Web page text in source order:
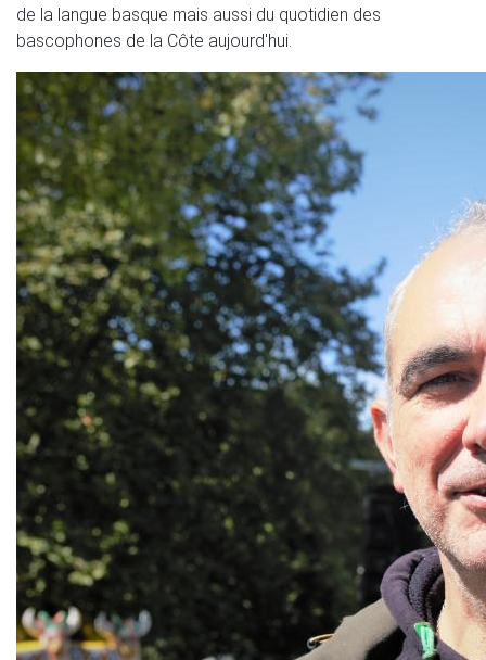
de la langue basque mais aussi du quotidien des
bascophones de la Côte aujourd'hui.